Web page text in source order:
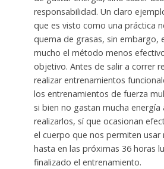
responsabilidad. Un claro
que es visto como una práctica
quema de grasas, sin embargo,
mucho el método menos
objetivo. Antes de salir a correr
realizar entrenamientos
los entrenamientos de fuerza
si bien no gastan mucha
realizarlos, sí que ocasionan
el cuerpo que nos permiten usar
hasta en las próximas 36 horas
finalizado el entrenamiento.